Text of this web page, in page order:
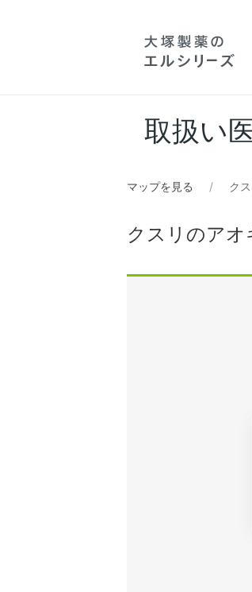
取扱い
マップを見る ク
クスリのアオ